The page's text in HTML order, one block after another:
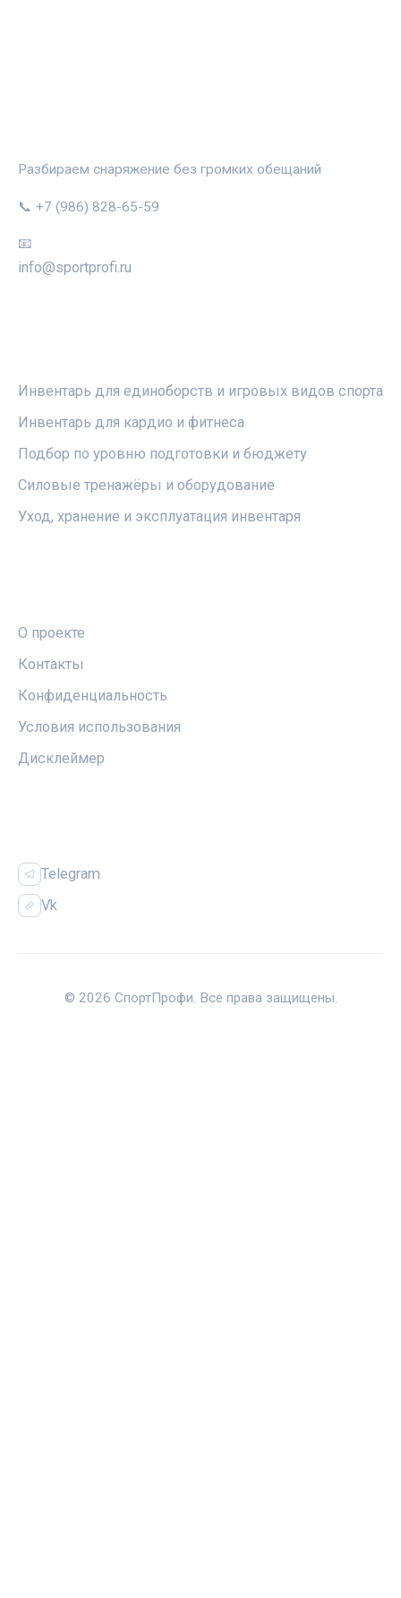
Разбираем снаряжение без громких обещаний
📞 +7 (986) 828-65-59
📧
info@sportprofi.ru
Инвентарь для единоборств и игровых видов спорта
Инвентарь для кардио и фитнеса
Подбор по уровню подготовки и бюджету
Силовые тренажёры и оборудование
Уход, хранение и эксплуатация инвентаря
О проекте
Контакты
Конфиденциальность
Условия использования
Дисклеймер
Telegram
Vk
© 2026 СпортПрофи. Все права защищены.